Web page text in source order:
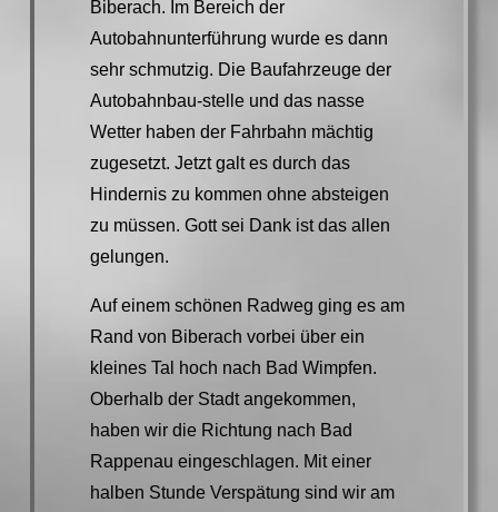
Biberach. Im Bereich der
Autobahnunterführung wurde es dann
sehr schmutzig. Die Baufahrzeuge der
Autobahnbau-stelle und das nasse
Wetter haben der Fahrbahn mächtig
zugesetzt. Jetzt galt es durch das
Hindernis zu kommen ohne absteigen
zu müssen. Gott sei Dank ist das allen
gelungen.
Auf einem schönen Radweg ging es am
Rand von Biberach vorbei über ein
kleines Tal hoch nach Bad Wimpfen.
Oberhalb der Stadt angekommen,
haben wir die Richtung nach Bad
Rappenau eingeschlagen. Mit einer
halben Stunde Verspätung sind wir am